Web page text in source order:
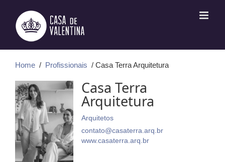
conteúdo
Home / Profissionais / Casa Terra Arquitetura
Casa Terra
Arquitetura
Arquitetos
contato@casaterra.arq.br
www.casaterra.arq.br